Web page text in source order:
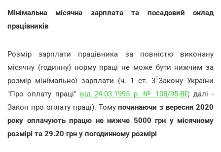
Мінімальна місячна зарплата та посадовий оклад
працівників
Розмір зарплати працівника за повністю виконану
місячну (годинну) норму праці не може бути нижчим за
розмір мінімальної зарплати (ч. 1 ст. 31Закону України
"Про оплату праці" від 24.03.1995 р. № 108/95-ВР, далі -
Закон про оплату праці). Томупочинаючи з вересня 2020
року оплачують працю не нижче 5000 грн у місячному
розмірі та 29.20 грн у погодинному розмірі